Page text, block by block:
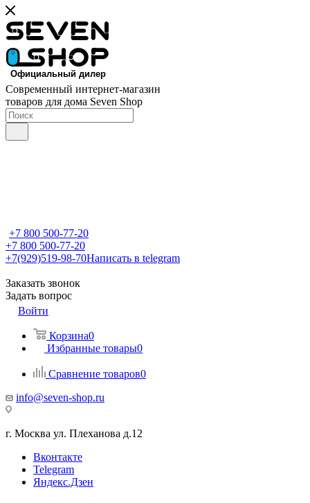
Современный интернет-магазин
товаров для дома Seven Shop
+7 800 500-77-20
+7 800 500-77-20
+7(929)519-98-70Написать в telegram
Заказать звонок
Задать вопрос
Войти
Корзина0
Избранные товары0
Сравнение товаров0
info@seven-shop.ru
г. Москва ул. Плеханова д.12
Вконтакте
Telegram
Яндекс.Дзен